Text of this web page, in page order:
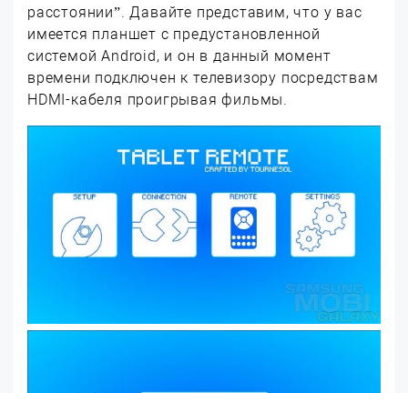
расстоянии”. Давайте представим, что у вас
имеется планшет с предустановленной
системой Android, и он в данный момент
времени подключен к телевизору посредствам
HDMI-кабеля проигрывая фильмы.